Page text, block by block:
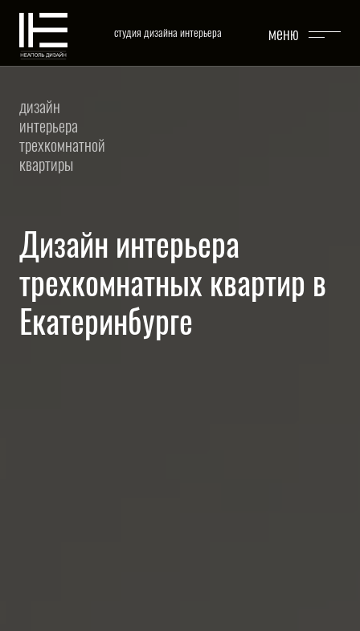
Перейти к основному содержимому
студия дизайна интерьера меню
дизайн
интерьера
трехкомнатной
квартиры
Дизайн интерьера
трехкомнатных квартир в
Екатеринбурге
закрыть